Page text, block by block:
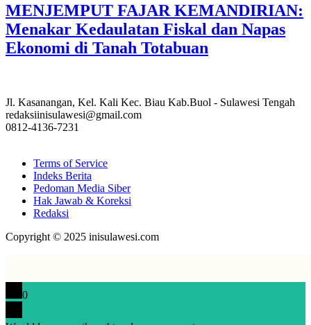
MENJEMPUT FAJAR KEMANDIRIAN:
Menakar Kedaulatan Fiskal dan Napas
Ekonomi di Tanah Totabuan
Jl. Kasanangan, Kel. Kali Kec. Biau Kab.Buol - Sulawesi Tengah
redaksiinisulawesi@gmail.com
0812-4136-7231
Terms of Service
Indeks Berita
Pedoman Media Siber
Hak Jawab & Koreksi
Redaksi
Copyright © 2025 inisulawesi.com
0